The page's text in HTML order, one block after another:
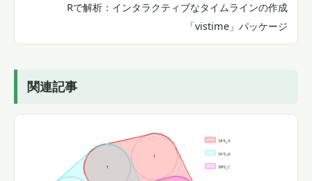
Rで解析：インタラクティブなタイムラインの作成
「vistime」パッケージ
関連記事